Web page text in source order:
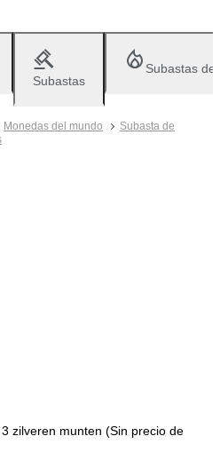
Subastas
Subastas
Monedas del mundo
Subasta de
munten (Sin precio de